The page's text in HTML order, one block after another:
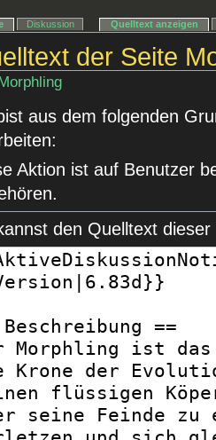
der Seite
aus dem folgenden
Aktion ist auf Benutzer
den Quelltext
Diskussion Quelltext anzeigen